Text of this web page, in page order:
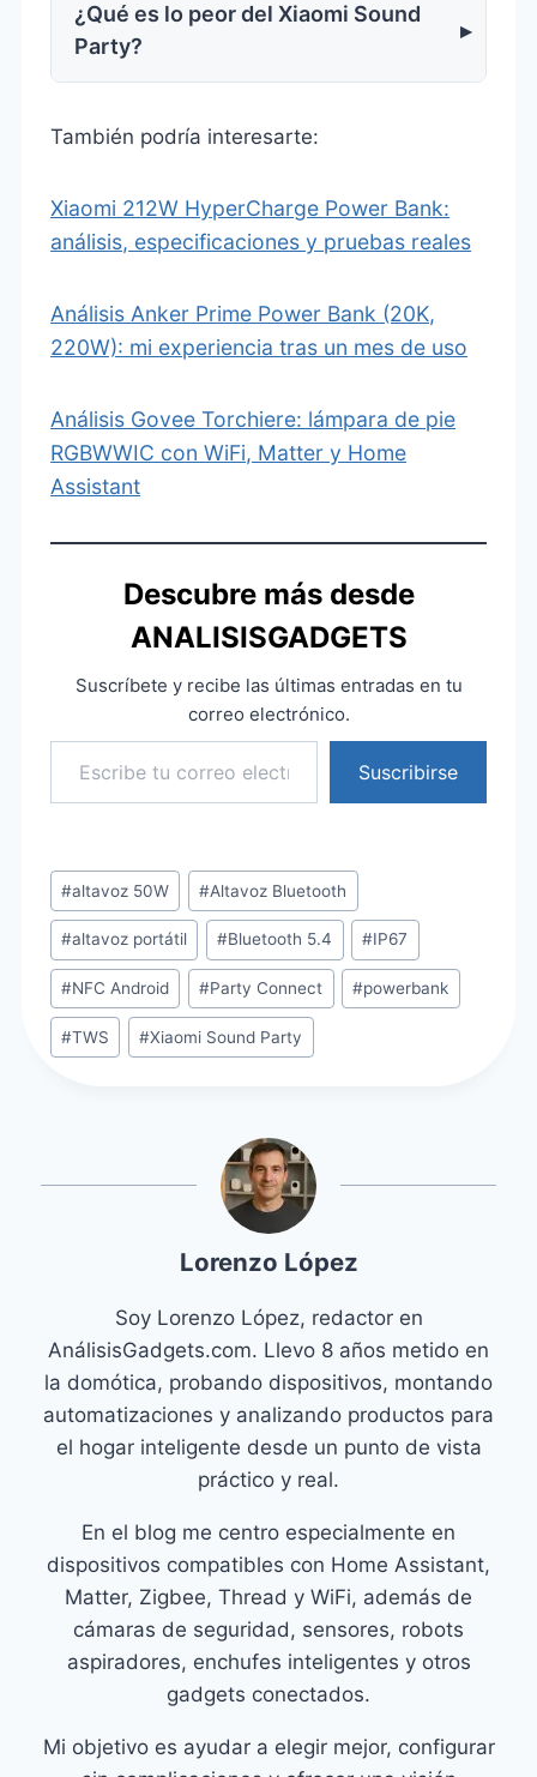
¿Qué es lo peor del Xiaomi Sound
Party?
También podría interesarte:
Xiaomi 212W HyperCharge Power Bank:
análisis, especificaciones y pruebas reales
Análisis Anker Prime Power Bank (20K,
220W): mi experiencia tras un mes de uso
Análisis Govee Torchiere: lámpara de pie
RGBWWIC con WiFi, Matter y Home
Assistant
Descubre más desde
ANALISISGADGETS
Suscríbete y recibe las últimas entradas en tu
correo electrónico.
Escribe tu correo electrónico…
Suscribirse
Etiquetas
de
la
entrada:
#altavoz 50W #Altavoz Bluetooth
#altavoz portátil #Bluetooth 5.4 #IP67
#NFC Android #Party Connect #powerbank
#TWS #Xiaomi Sound Party
Lorenzo López
Soy Lorenzo López, redactor en
AnálisisGadgets.com. Llevo 8 años metido en
la domótica, probando dispositivos, montando
automatizaciones y analizando productos para
el hogar inteligente desde un punto de vista
práctico y real.
En el blog me centro especialmente en
dispositivos compatibles con Home Assistant,
Matter, Zigbee, Thread y WiFi, además de
cámaras de seguridad, sensores, robots
aspiradores, enchufes inteligentes y otros
gadgets conectados.
Mi objetivo es ayudar a elegir mejor, configurar